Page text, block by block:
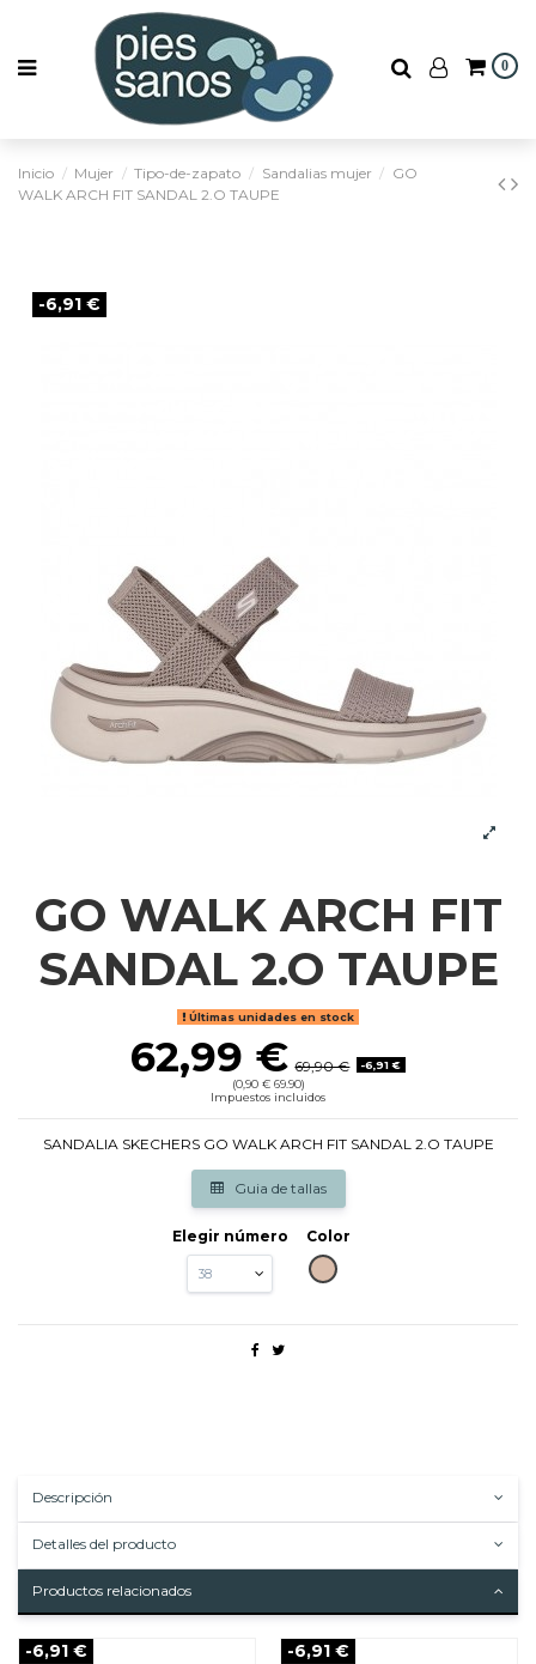
0
Inicio Mujer Tipo-de-zapato Sandalias mujer
GO
WALK ARCH FIT SANDAL 2.O TAUPE
-6,91 €
GO WALK ARCH FIT
SANDAL 2.O TAUPE
Últimas unidades en stock
62,99 € 69,90 €
-6,91 €
(0,90 € 69.90)
Impuestos incluidos
SANDALIA SKECHERS GO WALK ARCH FIT SANDAL 2.O TAUPE
Guia de tallas
Elegir número
Color
TAUPE
Descripción
Detalles del producto
Productos relacionados
-6,91 € -6,91 €